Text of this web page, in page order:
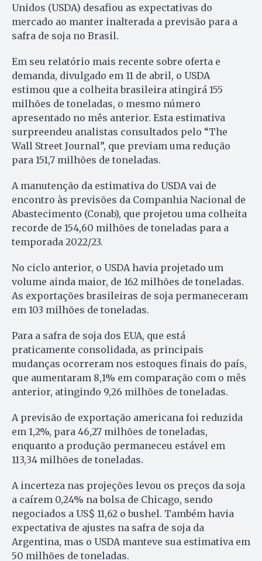
Unidos (USDA) desafiou as expectativas do
mercado ao manter inalterada a previsão para a
safra de soja no Brasil.
Em seu relatório mais recente sobre oferta e
demanda, divulgado em 11 de abril, o USDA
estimou que a colheita brasileira atingirá 155
milhões de toneladas, o mesmo número
apresentado no mês anterior. Esta estimativa
surpreendeu analistas consultados pelo “The
Wall Street Journal”, que previam uma redução
para 151,7 milhões de toneladas.
A manutenção da estimativa do USDA vai de
encontro às previsões da Companhia Nacional de
Abastecimento (Conab), que projetou uma colheita
recorde de 154,60 milhões de toneladas para a
temporada 2022/23.
No ciclo anterior, o USDA havia projetado um
volume ainda maior, de 162 milhões de toneladas.
As exportações brasileiras de soja permaneceram
em 103 milhões de toneladas.
Para a safra de soja dos EUA, que está
praticamente consolidada, as principais
mudanças ocorreram nos estoques finais do país,
que aumentaram 8,1% em comparação com o mês
anterior, atingindo 9,26 milhões de toneladas.
A previsão de exportação americana foi reduzida
em 1,2%, para 46,27 milhões de toneladas,
enquanto a produção permaneceu estável em
113,34 milhões de toneladas.
A incerteza nas projeções levou os preços da soja
a caírem 0,24% na bolsa de Chicago, sendo
negociados a US$ 11,62 o bushel. Também havia
expectativa de ajustes na safra de soja da
Argentina, mas o USDA manteve sua estimativa em
50 milhões de toneladas.